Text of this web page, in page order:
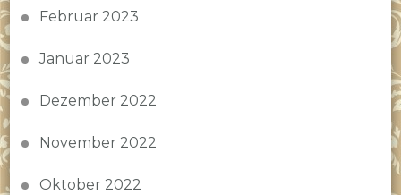
Februar 2023
Januar 2023
Dezember 2022
November 2022
Oktober 2022